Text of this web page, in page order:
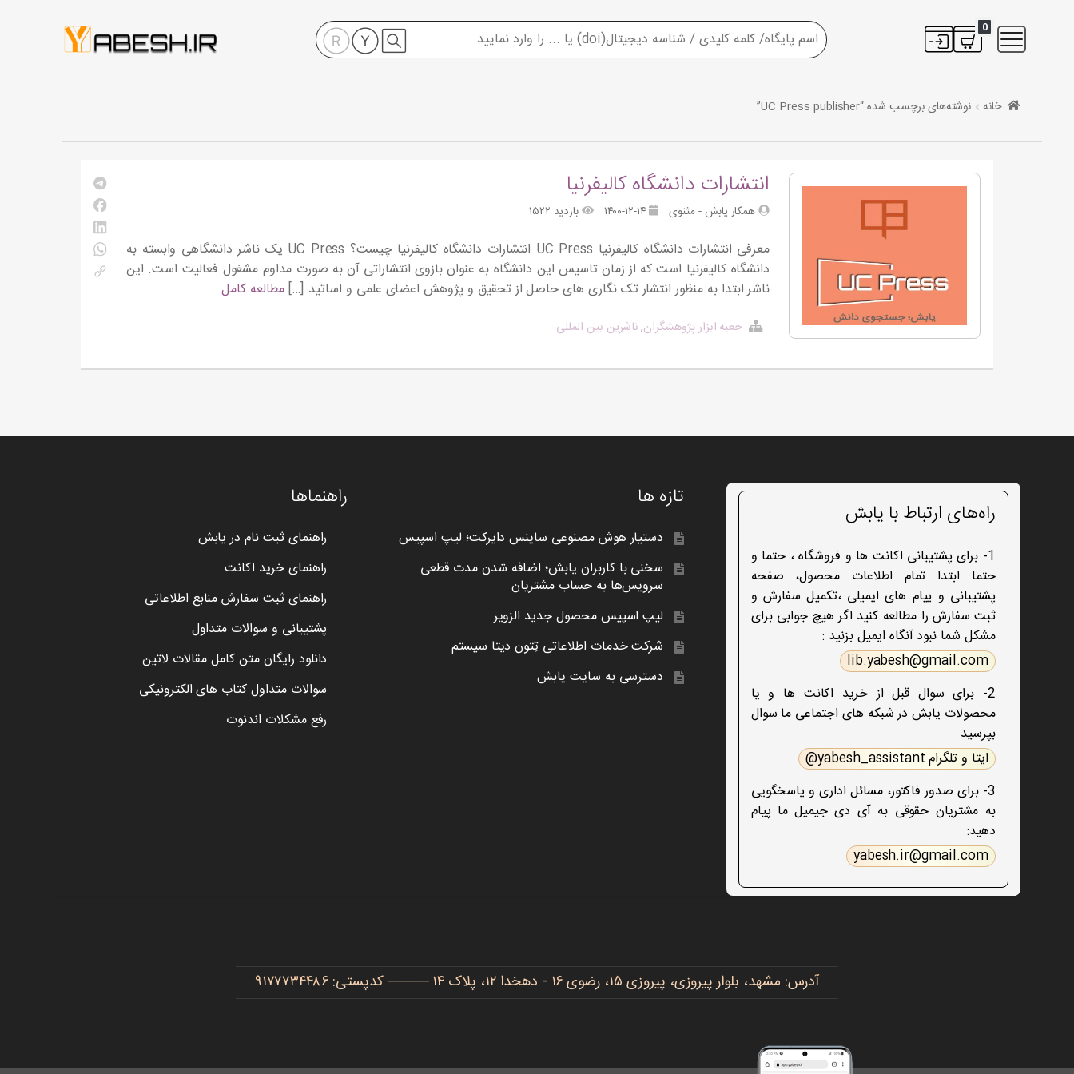
0
خانه نوشته‌های برچسب شده “UC Press publisher”
انتشارات دانشگاه کالیفرنیا
همکار یابش - مثنوی ۱۴۰۰-۱۲-۱۴ بازدید ۱۵۲۲
معرفی انتشارات دانشگاه کالیفرنیا UC Press انتشارات دانشگاه کالیفرنیا چیست؟ UC Press یک ناشر دانشگاهی وابسته به
دانشگاه کالیفرنیا است که از زمان تاسیس این دانشگاه به عنوان بازوی انتشاراتی آن به صورت مداوم مشغول فعالیت است. این
ناشر ابتدا به منظور انتشار تک نگاری های حاصل از تحقیق و پژوهش اعضای علمی و اساتید […]مطالعه کامل
جعبه ابزار پژوهشگران,ناشرین بین المللی
راه‌های ارتباط با یابش
1- برای پشتیبانی اکانت ها و فروشگاه ، حتما و
حتما ابتدا تمام اطلاعات محصول، صفحه
پشتیبانی و پیام های ایمیلی ،تکمیل سفارش و
ثبت سفارش را مطالعه کنید اگر هیچ جوابی برای
مشکل شما نبود آنگاه ایمیل بزنید :
lib.yabesh@gmail.com
2- برای سوال قبل از خرید اکانت ها و یا
محصولات یابش در شبکه های اجتماعی ما سوال
بپرسید
ایتا و تلگرام yabesh_assistant@
3- برای صدور فاکتور، مسائل اداری و پاسخگویی
به مشتریان حقوقی به آی دی جیمیل ما پیام
دهید:
yabesh.ir@gmail.com
تازه ها
دستیار هوش مصنوعی ساینس دایرکت؛ لیپ اسپیس
سخنی با کاربران یابش؛ اضافه شدن مدت قطعی
سرویس‌ها به حساب مشتریان
لیپ اسپیس محصول جدید الزویر
شرکت خدمات اطلاعاتی تِتون دیتا سیستم
دسترسی به سایت یابش
راهنماها
راهنمای ثبت نام در یابش
راهنمای خرید اکانت
راهنمای ثبت سفارش منابع اطلاعاتی
پشتیبانی و سوالات متداول
دانلود رایگان متن کامل مقالات لاتین
سوالات متداول کتاب های الکترونیکی
رفع مشکلات اندنوت
آدرس: مشهد، بلوار پیروزی، پیروزی ۱۵، رضوی ۱۶ - دهخدا ۱۲، پلاک ۱۴ ──── کدپستی: ۹۱۷۷۷۳۴۴۸۶